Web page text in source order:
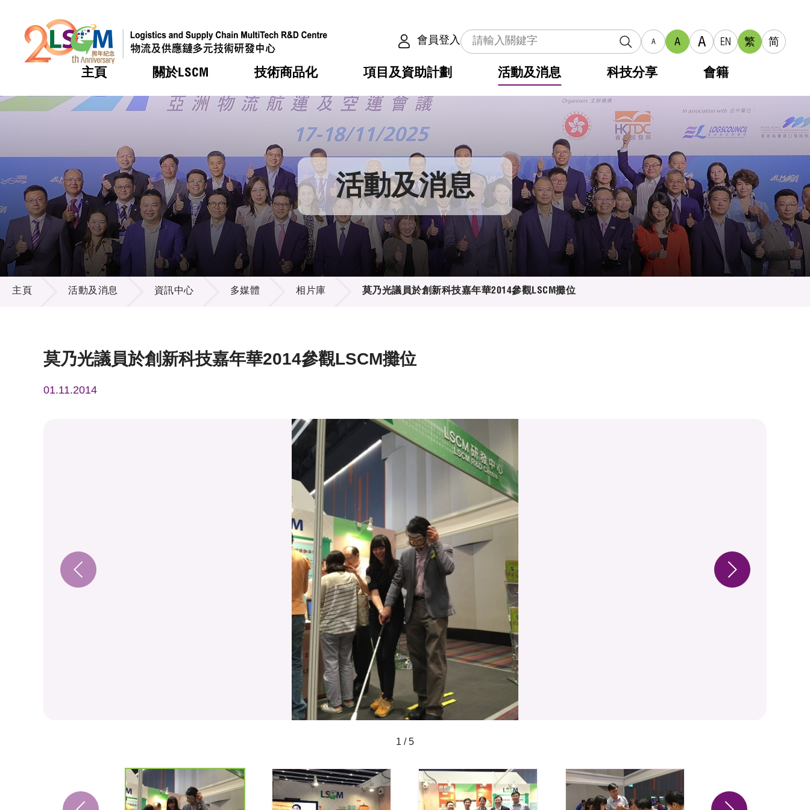
會員登入 A A A EN 繁 简
主頁 關於LSCM
熱門 機構簡介
組織架構
組織架構
董事局
研究顧問
招標通告
技術商品化
熱門 服務
可獲授權之技術
應用於公共服務之創新技術
重點項目
項目及資助計劃
熱門 合作計劃
資助計劃
資助計劃
稅務優惠
申請
評審
徵求研發項目計劃書
項目資料庫
活動及消息
熱門 活動
獎項
新聞中心
媒體報導
新聞稿
資訊中心
多媒體
出版刊物
科技分享 會籍
熱門 會籍及服務
會員列表
會員登入 活動及消息
活動及消息
主頁 活動及消息 資訊中心 多媒體 相片庫 莫乃光議員於創新科技嘉年華2014參觀LSCM攤位
莫乃光議員於創新科技嘉年華2014參觀LSCM攤位
01.11.2014
1 / 5